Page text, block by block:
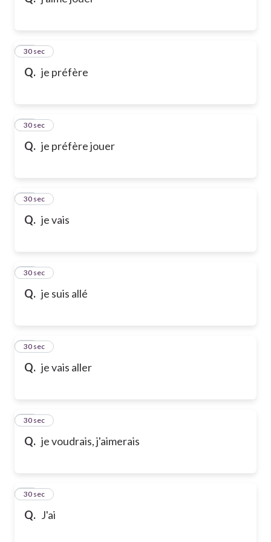
Q. je préfère
10
30 sec
Q. je préfère jouer
11
30 sec
Q. je vais
12
30 sec
Q. je suis allé
13
30 sec
Q. je vais aller
14
30 sec
Q. je voudrais, j'aimerais
15
30 sec
Q. J'ai
16
30 sec